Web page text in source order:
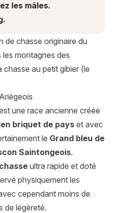
les mâles.
de chasse originaire du
montagnes des
chasse au petit gibier (le
une race ancienne créée
briquet de payset avec
le Grand bleu de
Saintongeois.
ultra rapide et doté
physiquement les
cependant moins de
de légèreté.